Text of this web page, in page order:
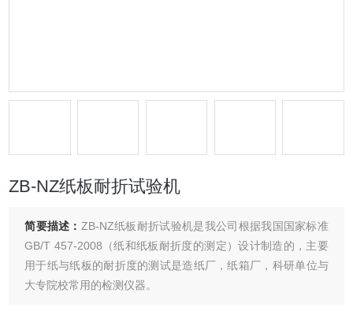
ZB-NZ纸板耐折试验机
简要描述： ZB-NZ纸板耐折试验机是我公司根据我国国家标准
GB/T 457-2008（纸和纸板耐折度的测定）设计制造的，主要
用于纸与纸板的耐折度的测试是造纸厂，纸箱厂，科研单位与
大专院校常用的检测仪器。